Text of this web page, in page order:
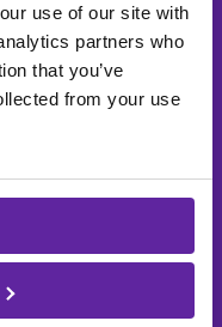
use of our site with
partners who
that you’ve
from your use